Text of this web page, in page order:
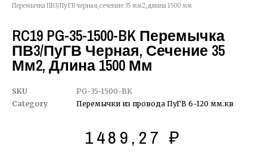
Перемычка ПВ3/ПуГВ черная, сечение 35 мм2, длина 1500 мм
RC19 PG-35-1500-BK Перемычка
ПВ3/ПуГВ Черная, Сечение 35
Мм2, Длина 1500 Мм
SKU
PG-35-1500-BK
Category
Перемычки из провода ПуГВ 6-120 мм.кв
1489,27 ₽